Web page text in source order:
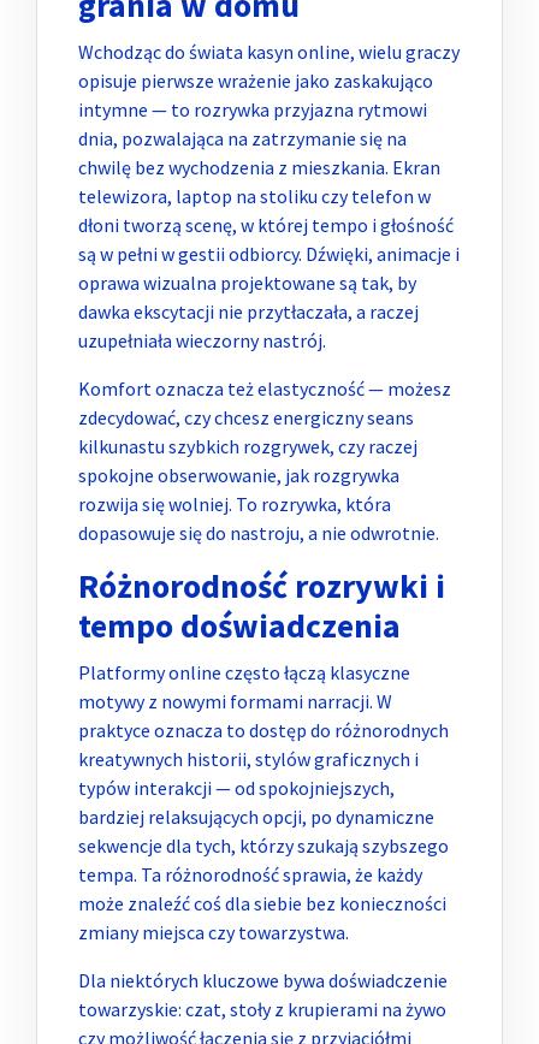
Wchodząc do świata kasyn online, wielu graczy
opisuje pierwsze wrażenie jako zaskakująco
intymne — to rozrywka przyjazna rytmowi
dnia, pozwalająca na zatrzymanie się na
chwilę bez wychodzenia z mieszkania. Ekran
telewizora, laptop na stoliku czy telefon w
dłoni tworzą scenę, w której tempo i głośność
są w pełni w gestii odbiorcy. Dźwięki, animacje i
oprawa wizualna projektowane są tak, by
dawka ekscytacji nie przytłaczała, a raczej
uzupełniała wieczorny nastrój.
Komfort oznacza też elastyczność — możesz
zdecydować, czy chcesz energiczny seans
kilkunastu szybkich rozgrywek, czy raczej
spokojne obserwowanie, jak rozgrywka
rozwija się wolniej. To rozrywka, która
dopasowuje się do nastroju, a nie odwrotnie.
Różnorodność rozrywki i
tempo doświadczenia
Platformy online często łączą klasyczne
motywy z nowymi formami narracji. W
praktyce oznacza to dostęp do różnorodnych
kreatywnych historii, stylów graficznych i
typów interakcji — od spokojniejszych,
bardziej relaksujących opcji, po dynamiczne
sekwencje dla tych, którzy szukają szybszego
tempa. Ta różnorodność sprawia, że każdy
może znaleźć coś dla siebie bez konieczności
zmiany miejsca czy towarzystwa.
Dla niektórych kluczowe bywa doświadczenie
towarzyskie: czat, stoły z krupierami na żywo
czy możliwość łączenia się z przyjaciółmi